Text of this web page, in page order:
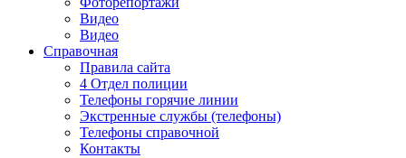
Видео
Видео
Справочная
Правила сайта
4 Отдел полиции
Телефоны горячие линии
Экстренные службы (телефоны)
Телефоны справочной
Контакты